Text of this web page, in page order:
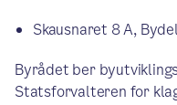
Skausnaret 8 A,
Byrådet ber
Statsforvalteren for